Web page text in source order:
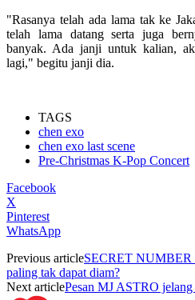
"Rasanya telah ada lama tak ke
telah lama datang serta juga
banyak. Ada janji untuk kalian,
lagi," begitu janji dia.
TAGS
chen exo
chen exo last scene
Pre-Christmas K-Pop Concert
Facebook
X
Pinterest
WhatsApp
Previous articleSECRET NUMBER
paling tak dapat diam?
Next articlePesan MJ ASTRO